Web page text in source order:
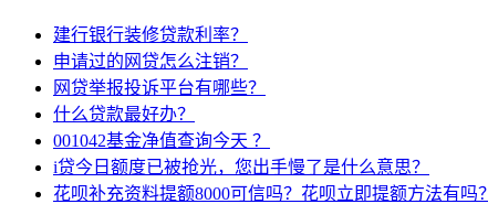
建行银行装修贷款利率？
申请过的网贷怎么注销？
网贷举报投诉平台有哪些？
什么贷款最好办？
001042基金净值查询今天 ？
i贷今日额度已被抢光，您出手慢了是什么意思？
花呗补充资料提额8000可信吗？花呗立即提额方法有吗？